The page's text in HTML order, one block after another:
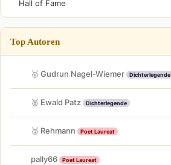
Hall of Fame
Top Autoren
🥇 Gudrun Nagel-Wiemer Dichterlegende
🥈 Ewald Patz Dichterlegende
🥉 Rehmann Poet Laureat
pally66 Poet Laureat